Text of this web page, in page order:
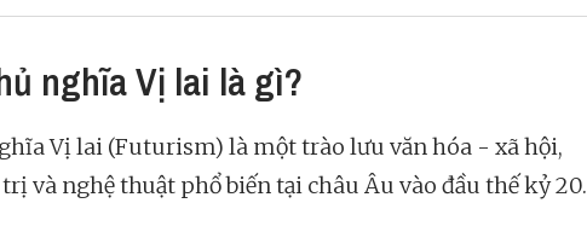
nghĩa Vị lai là gì?
Vị lai (Futurism) là một trào lưu văn hóa - xã hội,
và nghệ thuật phổ biến tại châu Âu vào đầu thế kỷ 20.